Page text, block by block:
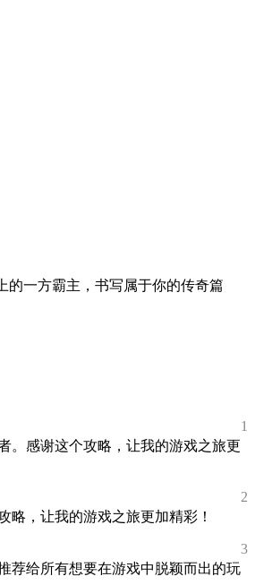
的一方霸主，书写属于你的传奇篇
1
。感谢这个攻略，让我的游戏之旅更
2
，让我的游戏之旅更加精彩！
3
荐给所有想要在游戏中脱颖而出的玩